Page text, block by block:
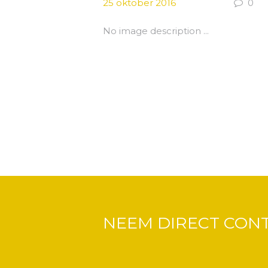
25 oktober 2016 0
No image description ...
NEEM DIRECT